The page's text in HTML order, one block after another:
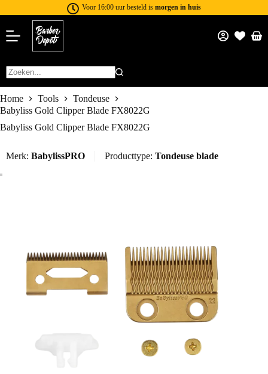
Voor 16:00 uur besteld is morgen in huis
Home Tools
Tondeuse
Babyliss Gold Clipper Blade FX8022G
Babyliss Gold Clipper Blade FX8022G
Merk: BabylissPRO Producttype: Tondeuse blade